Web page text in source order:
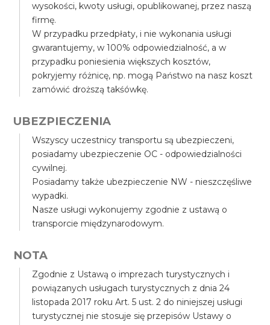
wysokości, kwoty usługi, opublikowanej, przez naszą
firmę.
W przypadku przedpłaty, i nie wykonania usługi
gwarantujemy, w 100% odpowiedzialność, a w
przypadku poniesienia większych kosztów,
pokryjemy różnicę, np. mogą Państwo na nasz koszt
zamówić droższą takśówkę.
UBEZPIECZENIA
Wszyscy uczestnicy transportu są ubezpieczeni,
posiadamy ubezpieczenie OC - odpowiedzialności
cywilnej.
Posiadamy także ubezpieczenie NW - nieszczęśliwe
wypadki.
Nasze usługi wykonujemy zgodnie z ustawą o
transporcie międzynarodowym.
NOTA
Zgodnie z Ustawą o imprezach turystycznych i
powiązanych usługach turystycznych z dnia 24
listopada 2017 roku Art. 5 ust. 2 do niniejszej usługi
turystycznej nie stosuje się przepisów Ustawy o